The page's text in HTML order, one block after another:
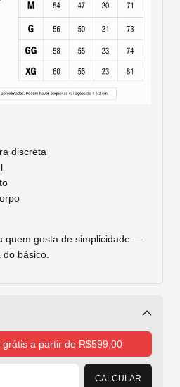
discreta
quem gosta de simplicidade —
básico.
grátis a partir de R$599,00
CALCULAR